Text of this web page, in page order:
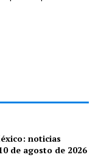
noticias
de agosto de 2026